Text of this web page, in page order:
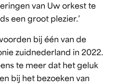
van Uw orkest te
een groot plezier.’
bij één van de
zuidnederland in 2022.
te meer dat het geluk
bij het bezoeken van